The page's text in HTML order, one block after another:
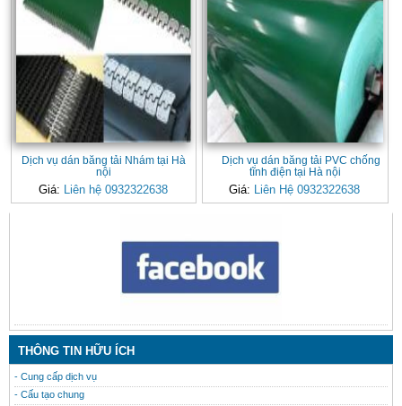
Dịch vụ dán băng tải Nhám tại Hà
nội
Giá: Liên hệ 0932322638
Dịch vụ dán băng tải PVC chống
tĩnh điện tại Hà nội
Giá: Liên Hệ 0932322638
THÔNG TIN HỮU ÍCH
- Cung cấp dịch vụ
- Cấu tạo chung